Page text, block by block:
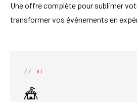
Une offre complète pour sublimer
transformer vos événements en
// 01
🎪